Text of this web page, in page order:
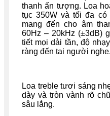
thanh ấn tượng. Loa
tục 350W và tối đa có
mang đến cho âm
60Hz – 20kHz (±3dB)
tiết mọi dải tần, độ
ràng đến tai người nghe.
Loa treble tươi sáng
dày và tròn vành rõ
sâu lắng.